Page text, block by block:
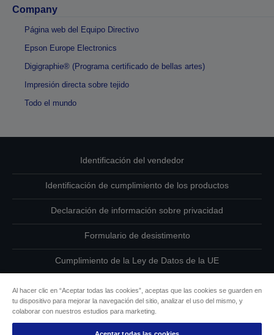
Company
Página web del Equipo Directivo
Epson Europe Electronics
Digigraphie® (Programa certificado de bellas artes)
Impresión directa sobre tejido
Todo el mundo
Identificación del vendedor
Identificación de cumplimiento de los productos
Declaración de información sobre privacidad
Formulario de desistimento
Cumplimiento de la Ley de Datos de la UE
Información sobre cookies
Al hacer clic en “Aceptar todas las cookies”, aceptas que las cookies se guarden en
tu dispositivo para mejorar la navegación del sitio, analizar el uso del mismo, y
colaborar con nuestros estudios para marketing.